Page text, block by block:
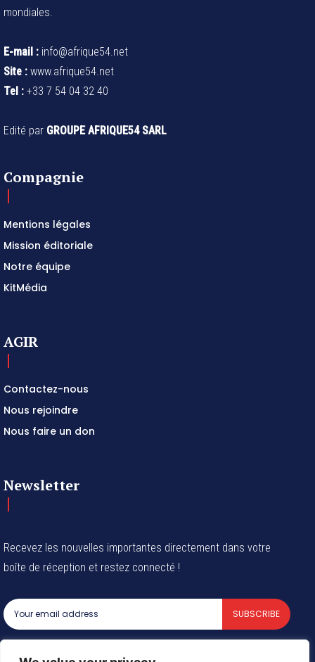
mondiales.
E-mail : info@afrique54.net
Site : www.afrique54.net
Tel : +33 7 54 04 32 40
Edité par GROUPE AFRIQUE54 SARL
Compagnie
Mentions légales
Mission éditoriale
Notre équipe
KitMédia
AGIR
Contactez-nous
Nous rejoindre
Nous faire un don
Newsletter
Recevez les nouvelles importantes directement dans votre
boîte de réception et restez connecté !
SUBSCRIBE